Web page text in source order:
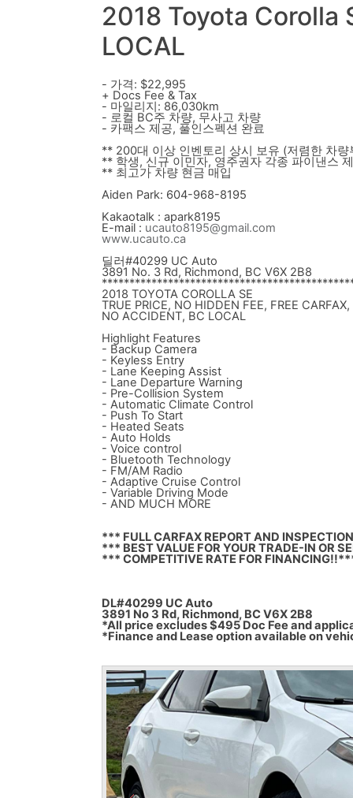
2018 Toyota Corolla
LOCAL
- 가격: $22,995
+ Docs Fee & Tax
- 마일리지: 86,030km
- 로컬 BC주 차량, 무사고 차량
- 카팩스 제공, 풀인스펙션 완료
** 200대 이상 인벤토리 상시 보유 (저렴한 차
** 학생, 신규 이민자, 영주권자 각종 파이낸스
** 최고가 차량 현금 매입
Aiden Park: 604-968-8195
Kakaotalk : apark8195
E-mail : ucauto8195@gmail.com
www.ucauto.ca
딜러#40299 UC Auto
3891 No. 3 Rd, Richmond, BC V6X 2B8
******************************
2018 TOYOTA COROLLA SE
TRUE PRICE, NO HIDDEN FEE, FREE
NO ACCIDENT, BC LOCAL
Highlight Features
- Backup Camera
- Keyless Entry
- Lane Keeping Assist
- Lane Departure Warning
- Pre-Collision System
- Automatic Climate Control
- Push To Start
- Heated Seats
- Auto Holds
- Voice control
- Bluetooth Technology
- FM/AM Radio
- Adaptive Cruise Control
- Variable Driving Mode
- AND MUCH MORE
*** FULL CARFAX REPORT AND
*** BEST VALUE FOR YOUR TRADE-IN OR
*** COMPETITIVE RATE FOR
DL#40299 UC Auto
3891 No 3 Rd, Richmond, BC V6X 2B8
*All price excludes $495 Doc Fee and
*Finance and Lease option available on